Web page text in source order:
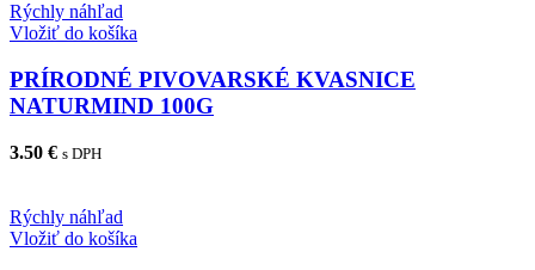
Rýchly náhľad
Vložiť do košíka
PRÍRODNÉ PIVOVARSKÉ KVASNICE
NATURMIND 100G
3.50 € s DPH
Rýchly náhľad
Vložiť do košíka